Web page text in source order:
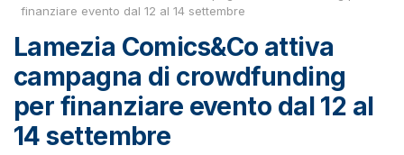
finanziare evento dal 12 al 14 settembre
Lamezia Comics&Co attiva
campagna di crowdfunding
per finanziare evento dal 12 al
14 settembre